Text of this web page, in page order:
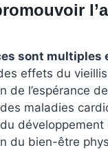
sont multiples
effets du
de l’espérance
maladies
du bien-être